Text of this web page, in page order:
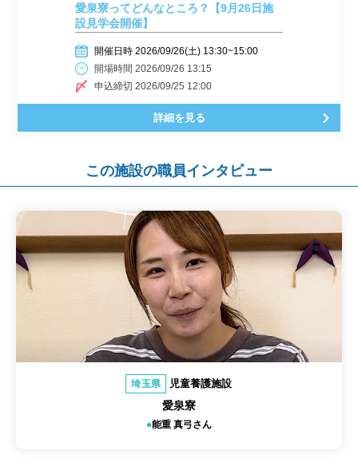
愛泉寮ってどんなところ？【9月26日施
設見学会開催】
開催日時 2026/09/26(土) 13:30~15:00
開場時間 2026/09/26 13:15
申込締切 2026/09/25 12:00
詳細を見る
この施設の職員インタビュー
埼玉県 児童養護施設
愛泉寮
能重 真弓さん